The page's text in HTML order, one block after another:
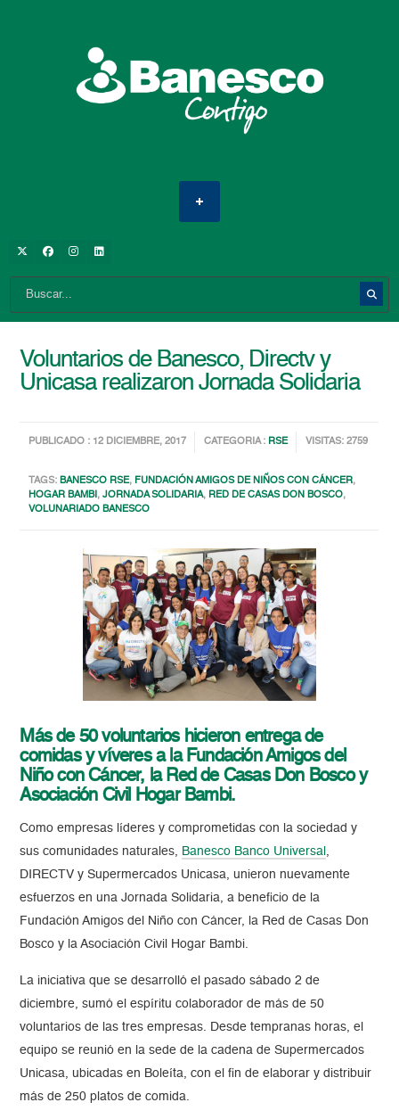
Voluntarios de Banesco, Directv y
Unicasa realizaron Jornada Solidaria
PUBLICADO : 12 DICIEMBRE, 2017 CATEGORIA : RSE VISITAS: 2759
TAGS:BANESCO RSE, FUNDACIÓN AMIGOS DE NIÑOS CON CÁNCER,
HOGAR BAMBI,JORNADA SOLIDARIA, RED DE CASAS DON BOSCO,
VOLUNARIADO BANESCO
Más de 50 voluntarios hicieron entrega de
comidas y víveres a la Fundación Amigos del
Niño con Cáncer, la Red de Casas Don Bosco y
Asociación Civil Hogar Bambi.
Como empresas líderes y comprometidas con la sociedad y
sus comunidades naturales, Banesco Banco Universal ,
DIRECTV y Supermercados Unicasa, unieron nuevamente
esfuerzos en una Jornada Solidaria, a beneficio de la
Fundación Amigos del Niño con Cáncer, la Red de Casas Don
Bosco y la Asociación Civil Hogar Bambi.
La iniciativa que se desarrolló el pasado sábado 2 de
diciembre, sumó el espíritu colaborador de más de 50
voluntarios de las tres empresas. Desde tempranas horas, el
equipo se reunió en la sede de la cadena de Supermercados
Unicasa, ubicadas en Boleíta, con el fin de elaborar y distribuir
más de 250 platos de comida.